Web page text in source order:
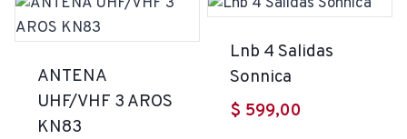
ANTENA
UHF/VHF 3 AROS
KN83
Lnb 4 Salidas
Sonnica
$ 599,00